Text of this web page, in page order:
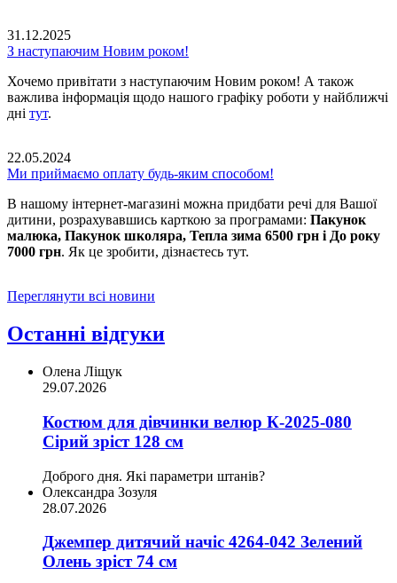
31.12.2025
З наступаючим Новим роком!
Хочемо привітати з наступаючим Новим роком! А також
важлива інформація щодо нашого графіку роботи у найближчі
дні тут.
22.05.2024
Ми приймаємо оплату будь-яким способом!
В нашому інтернет-магазині можна придбати речі для Вашої
дитини, розрахувавшись карткою за програмами: Пакунок
малюка, Пакунок школяра, Тепла зима 6500 грн і До року
7000 грн. Як це зробити, дізнаєтесь тут.
Переглянути всі новини
Останні відгуки
Олена Ліщук
29.07.2026
Костюм для дівчинки велюр К-2025-080
Сірий зріст 128 см
Доброго дня. Які параметри штанів?
Олександра Зозуля
28.07.2026
Джемпер дитячий начіс 4264-042 Зелений
Олень зріст 74 см